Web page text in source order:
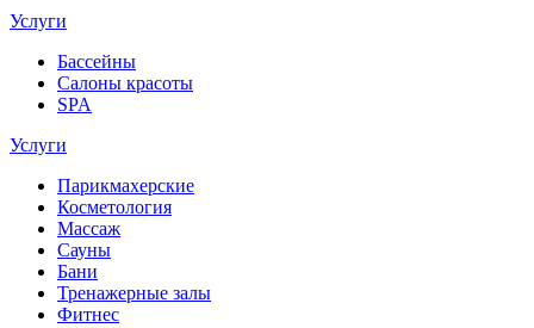
Услуги
Бассейны
Салоны красоты
SPA
Услуги
Парикмахерские
Косметология
Массаж
Сауны
Бани
Тренажерные залы
Фитнес